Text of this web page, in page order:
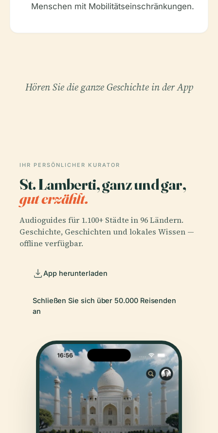
Menschen mit Mobilitätseinschränkungen.
Hören Sie die ganze Geschichte in der App
IHR PERSÖNLICHER KURATOR
St. Lamberti, ganz und gar,
gut erzählt.
Audioguides für 1.100+ Städte in 96 Ländern.
Geschichte, Geschichten und lokales Wissen —
offline verfügbar.
App herunterladen
Schließen Sie sich über 50.000 Reisenden
an